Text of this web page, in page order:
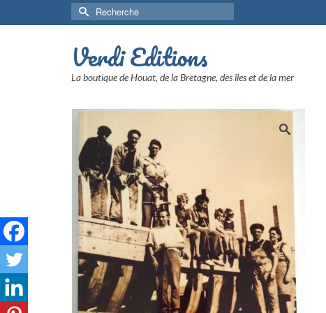
Rechercher :
Verdi Editions
La boutique de Houat, de la Bretagne, des îles et de la mer